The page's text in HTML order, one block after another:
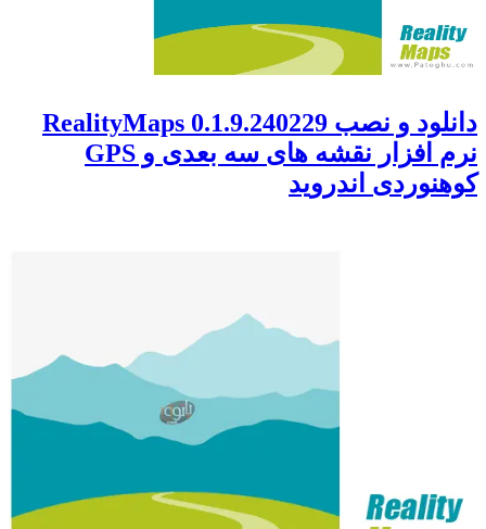
دانلود و نصب RealityMaps 0.1.9.240229
نرم افزار نقشه های سه بعدی و GPS
کوهنوردی اندروید